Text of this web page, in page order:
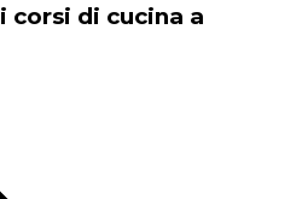
corsi di cucina a